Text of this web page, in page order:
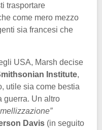
trasportare
come mero mezzo
sia francesi che
USA, Marsh decise
Institute,
utile sia come bestia
guerra. Un altro
Davis (in seguito